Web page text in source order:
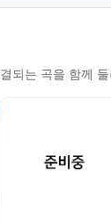
되는 곡을 함께